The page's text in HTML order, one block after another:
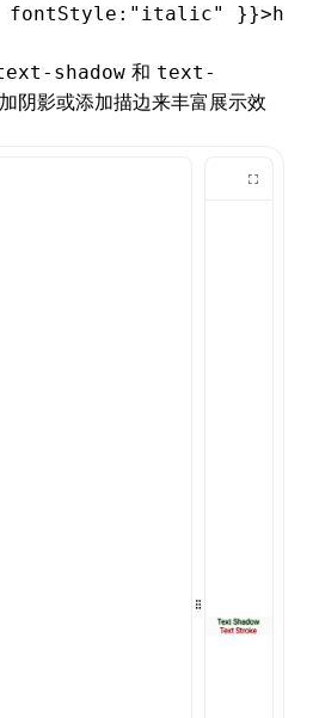
: "italic"
shadow 和 text-
阴影或添加描边来丰富展示效